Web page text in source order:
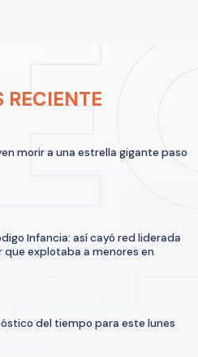
RECIENTE
morir a una estrella gigante paso
Infancia: así cayó red liderada
que explotaba a menores en
del tiempo para este lunes